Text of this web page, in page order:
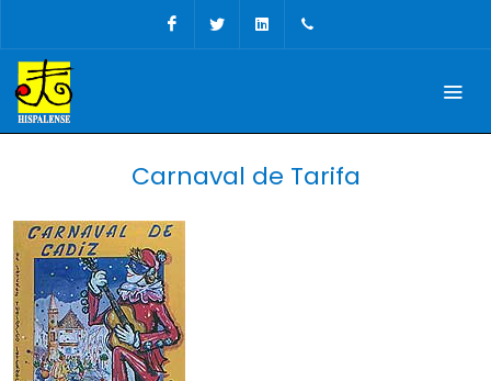
FacebookTwitter Linkedin
Carnaval de Tarifa